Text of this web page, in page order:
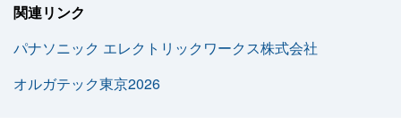
関連リンク
パナソニック エレクトリックワークス株式会社
オルガテック東京2026